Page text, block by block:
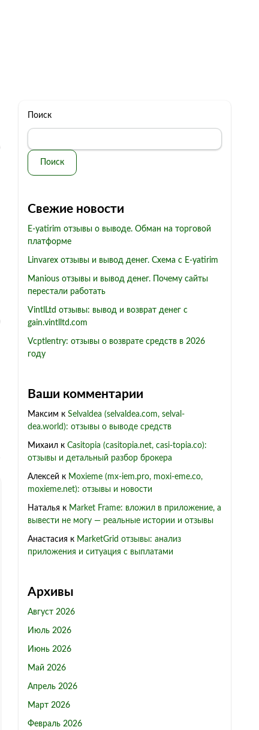
Поиск
Поиск
Свежие новости
E-yatirim отзывы о выводе. Обман на торговой
платформе
Linvarex отзывы и вывод денег. Схема с E-yatirim
Manious отзывы и вывод денег. Почему сайты
перестали работать
VintlLtd отзывы: вывод и возврат денег с
gain.vintlltd.com
Vcptlentry: отзывы о возврате средств в 2026
году
Ваши комментарии
Максим к Selvaldea (selvaldea.com, selval-
dea.world): отзывы о выводе средств
Михаил к Casitopia (casitopia.net, casi-topia.co):
отзывы и детальный разбор брокера
Алексей к Moxieme (mx-iem.pro, moxi-eme.co,
moxieme.net): отзывы и новости
Наталья к Market Frame: вложил в приложение, а
вывести не могу — реальные истории и отзывы
Анастасия к MarketGrid отзывы: анализ
приложения и ситуация с выплатами
Архивы
Август 2026
Июль 2026
Июнь 2026
Май 2026
Апрель 2026
Март 2026
Февраль 2026